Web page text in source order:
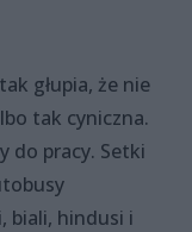
głupia, że nie
tak cyniczna.
do pracy. Setki
biali, hindusi i